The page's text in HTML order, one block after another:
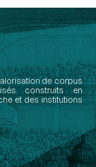
de corpus
construits en
et des institutions